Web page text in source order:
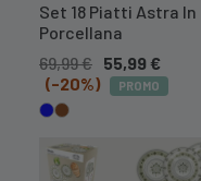
Set 18 Piatti Astra In
Porcellana
69,99€ 55,99 €
(-20%)
PROMO